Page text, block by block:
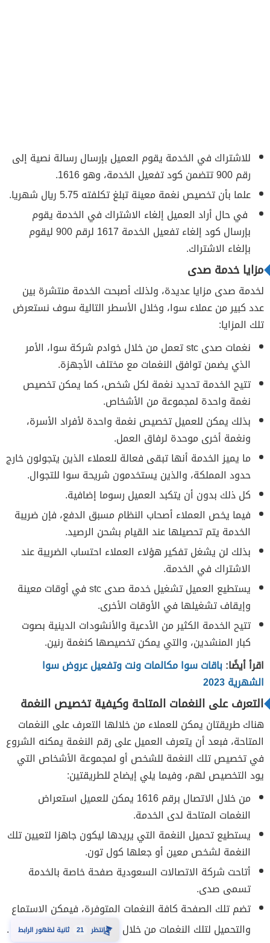
للاشتراك في الخدمة يقوم العميل بإرسال رسالة نصية إلى
رقم 900 تتضمن كود تفعيل الخدمة، وهو 1616.
علما بأن تخصيص نغمة معينة تبلغ تكلفته 5.75 ريال شهريا.
في حال أراد العميل إلغاء الاشتراك في الخدمة يقوم
بإرسال كود إلغاء تفعيل الخدمة 1617 لرقم 900 ليقوم
بإلغاء الاشتراك.
مزايا خدمة صدى
لخدمة صدى مزايا عديدة، ولذلك أصبحت الخدمة منتشرة بين
عدد كبير من عملاء سوا، وخلال الأسطر التالية سوف نستعرض
تلك المزايا:
نغمات صدى stc تعمل من خلال خوادم شركة سوا، الأمر
الذي يضمن توافق النغمات مع مختلف الأجهزة.
تتيح الخدمة تحديد نغمة لكل شخص، كما يمكن تخصيص
نغمة واحدة لمجموعة من الأشخاص.
بذلك يمكن للعميل تخصيص نغمة واحدة لأفراد الأسرة،
ونغمة أخرى موحدة لرفاق العمل.
ما يميز الخدمة أنها تبقى فعالة للعملاء الذين يتجولون خارج
حدود المملكة، والذين يستخدمون شريحة سوا للتجوال.
كل ذلك بدون أن يتكبد العميل رسوما إضافية.
فيما يخص العملاء أصحاب النظام مسبق الدفع، فإن ضريبة
الخدمة يتم تحصيلها عند القيام بشحن الرصيد.
بذلك لن يشغل تفكير هؤلاء العملاء احتساب الضريبة عند
الاشتراك في الخدمة.
يستطيع العميل تشغيل خدمة صدى stc في أوقات معينة
وإيقاف تشغيلها في الأوقات الأخرى.
تتيح الخدمة الكثير من الأدعية والأنشودات الدينية بصوت
كبار المنشدين، والتي يمكن تخصيصها كنغمة رنين.
اقرأ أيضًا:باقات سوا مكالمات ونت وتفعيل عروض سوا
الشهرية 2023
التعرف على النغمات المتاحة وكيفية تخصيص النغمة
هناك طريقتان يمكن للعملاء من خلالها التعرف على النغمات
المتاحة، فبعد أن يتعرف العميل على رقم النغمة يمكنه الشروع
في تخصيص تلك النغمة للشخص أو لمجموعة الأشخاص التي
يود التخصيص لهم، وفيما يلي إيضاح للطريقتين:
من خلال الاتصال برقم 1616 يمكن للعميل استعراض
النغمات المتاحة لدى الخدمة.
يستطيع تحميل النغمة التي يريدها ليكون جاهزا لتعيين تلك
النغمة لشخص معين أو جعلها كول تون.
أتاحت شركة الاتصالات السعودية صفحة خاصة بالخدمة
تسمى صدى.
تضم تلك الصفحة كافة النغمات المتوفرة، فيمكن الاستماع
والتحميل لتلك النغمات من خلال
⏳انتظر 20 ثانية لظهور الرابط
.